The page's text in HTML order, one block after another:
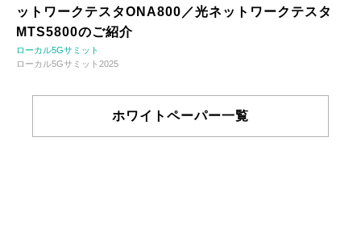
ットワークテスタONA800／光ネットワークテスタ
MTS5800のご紹介
ローカル5Gサミット
ローカル5Gサミット2025
ホワイトペーパー一覧